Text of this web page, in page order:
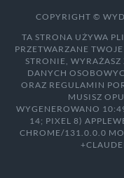
COPYRIGHT ©
TA STRONA UŻYWA
PRZETWARZANE
STRONIE,
DANYCH
ORAZ REGULAMIN
MUSISZ
WYGENEROWANO
14; PIXEL 8)
CHROME/131.0.0.0